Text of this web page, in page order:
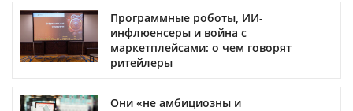
Программные роботы, ИИ-
инфлюенсеры и война с
маркетплейсами: о чем говорят
ритейлеры
Они «не амбициозны и